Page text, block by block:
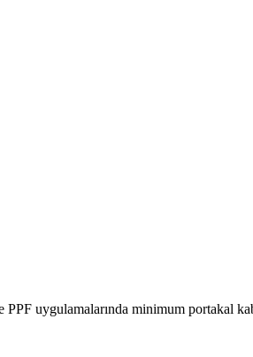
uygulamalarında minimum portakal